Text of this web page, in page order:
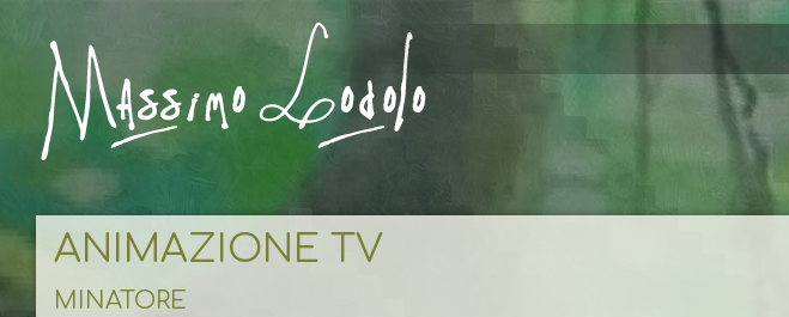
ANIMAZIONE TV
MINATORE